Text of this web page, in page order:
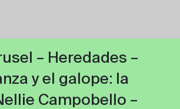
– Heredades –
y el galope: la
Campobello –